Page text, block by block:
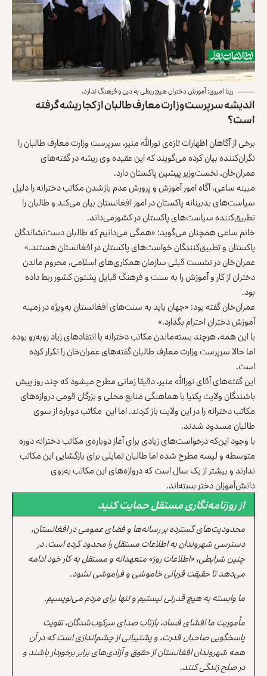
رینا امیری: آموزش دختران هیچ ربطی به دین و فرهنگ ندارد.
اندیشه‌ سرپرست وزارت معارف طالبان از کجا ریشه گرفته
است؟
برخی از آگاهان اظهارات تازه‌ی نورالله منیر، سرپرست وزارت معارف طالبان را
نگران‌کننده بیان کرده می‌گویند که این عقیده وی ریشه در گفته‌های
عمران‌خان، نخست‌وزیر پیشین پاکستان دارد.
مبینه ساعی، آگاه امور آموزش و پرورش عدم بازشدن مکاتب دخترانه را دلیل
سیاست‌های بدبینانه‌ پاکستان در امور افغانستان بیان می‌کند و طالبان را
تطبیق‌کننده سیاست‌های پاکستان در کشورمی‌داند.
خانم ساعی همچنان می‌گوید: «همگی می‌دانیم که طالبان دست‌نشاندگان
پاکستان و تطبیق‌کنندگان خواست‌های پاکستان در افغانستان هستند.»
عمران‌خان در نشست قبلی سازمان همکاری‌های اسلامی، محروم ماندن
دختران از کار و آموزش را به سنت و فرهنگ قبایل پشتون کشور ربط داده
بود.
عمران‌خان گفته بود: «جهان باید به سنت‌های افغانستان به‌ویژه در زمینه‌
آموزش دختران احترام بگذارد.»
با این همه، هرچند بسته‌ماندن مکاتب دخترانه با انتقادهای زیاد روبه‌رو بوده
اما حالا سرپرست وزارت معارف طالبان گفته‌های عمران‌خان را تکرار کرده
است.
این گفته‌های آقای نورالله منیر، دقیقا زمانی مطرح می‎شود که چند روز پیش
باشندگان ولایت پکتیا با هماهنگی منابع محلی و بزرگان قومی دروازه‌های
مکاتب دخترانه را در این ولایت باز کردند. اما این مکاتب دوباره از سوی
طالبان مسدود شدند.
با وجود این‌که درخواست‌های زیادی برای آغاز دوباره‌ی مکاتب دخترانه دوره
متوسطه و لیسه مطرح شده اما طالبان تمایلی برای بازگشایی این مکاتب
ندارند و بیشتر از یک سال است که دروازه‌های این مکاتب به‌روی
دانش‌آموزان دختر بسته‌اند.
از روزنامه‌نگاری مستقل حمایت کنید
محدودیت‌های گسترده بر رسانه‌ها و فضای عمومی در افغانستان،
دسترسی شهروندان به اطلاعات مستقل را محدود کرده است. در
چنین شرایطی، «اطلاعات روز» متعهدانه و مستقل به کار خود ادامه
می‌دهد تا حقیقت قربانی خاموشی و فراموشی نشود.
ما وابسته به هیچ قدرتی نیستیم و تنها برای مردم می‌نویسیم.
مأموریت ما افشای فساد، بازتاب صدای سرکوب‌شدگان، تقویت
پاسخگویی صاحبان قدرت، و پشتیبانی از چشم‌اندازی است که در آن
همه شهروندان افغانستان از حقوق و آزادی‌های برابر برخوردار باشند و
در صلح زندگی کنند.